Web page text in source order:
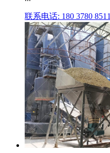
联系电话: 180 3780 8511